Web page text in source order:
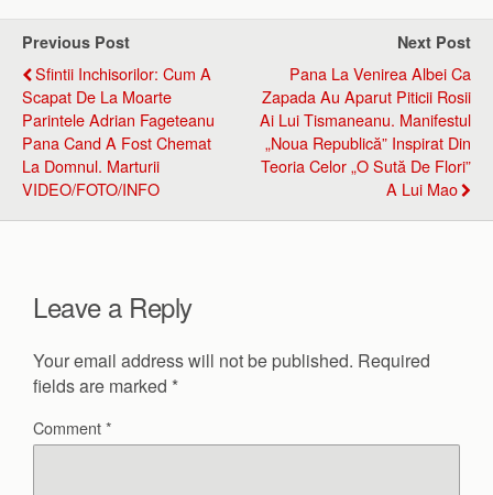
Previous Post
Sfintii Inchisorilor: Cum A
Scapat De La Moarte
Parintele Adrian Fageteanu
Pana Cand A Fost Chemat
La Domnul. Marturii
VIDEO/FOTO/INFO
Next Post
Pana La Venirea Albei Ca
Zapada Au Aparut Piticii Rosii
Ai Lui Tismaneanu. Manifestul
„Noua Republică” Inspirat Din
Teoria Celor „o Sută De Flori”
A Lui Mao
Leave a Reply
Your email address will not be published. Required
fields are marked *
Comment*